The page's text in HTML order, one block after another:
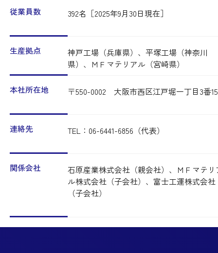
従業員数 392名［2025年9月30日現在］
生産拠点
神戸工場（兵庫県）、平塚工場（神奈川
県）、ＭＦマテリアル（宮崎県）
本社所在地 〒550-0002 大阪市西区江戸堀一丁目3番
連絡先 TEL：06-6441-6856（代表）
関係会社
石原産業株式会社（親会社）、ＭＦマテリ
ル株式会社（子会社）、富士工運株式会社
（子会社）